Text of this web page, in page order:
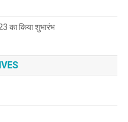
का किया शुभारंभ